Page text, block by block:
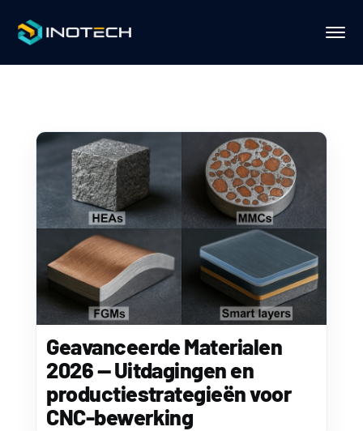
Geavanceerde Materialen
2026 — Uitdagingen en
productiestrategieën voor
CNC-bewerking